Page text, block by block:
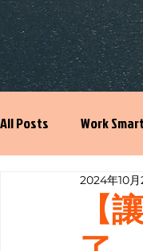
All Posts Work
寫履歷表嘅技巧
【
2024年10月